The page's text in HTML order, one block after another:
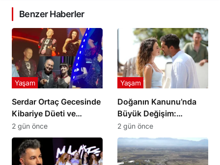
Benzer Haberler
Serdar Ortaç Gecesinde
Kibariye Düeti ve
Sürpriz Şarkı Rüzgarı
Yaşam
2 gün önce
Doğanın Kanunu’nda
Büyük Değişim:
Keçilik’te Kaderler
Değişiyor
Yaşam
2 gün önce